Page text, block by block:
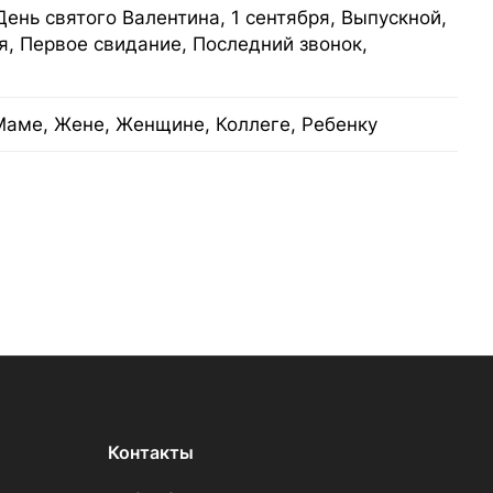
святого Валентина, 1 сентября, Выпускной,
Первое свидание, Последний звонок,
Жене, Женщине, Коллеге, Ребенку
Контакты